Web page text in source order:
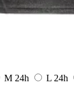
M 24h L 24h